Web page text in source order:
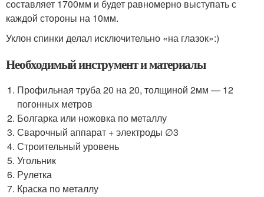
составляет 1700мм и будет равномерно выступать с
каждой стороны на 10мм.
Уклон спинки делал исключительно «на глазок»:)
Необходимый инструмент и материалы
Профильная труба 20 на 20, толщиной 2мм — 12
погонных метров
Болгарка или ножовка по металлу
Сварочный аппарат + электроды ∅3
Строительный уровень
Угольник
Рулетка
Краска по металлу